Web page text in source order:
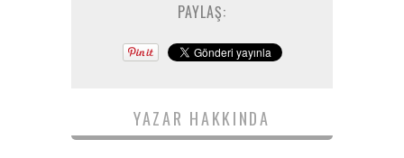
PAYLAŞ:
YAZAR HAKKINDA